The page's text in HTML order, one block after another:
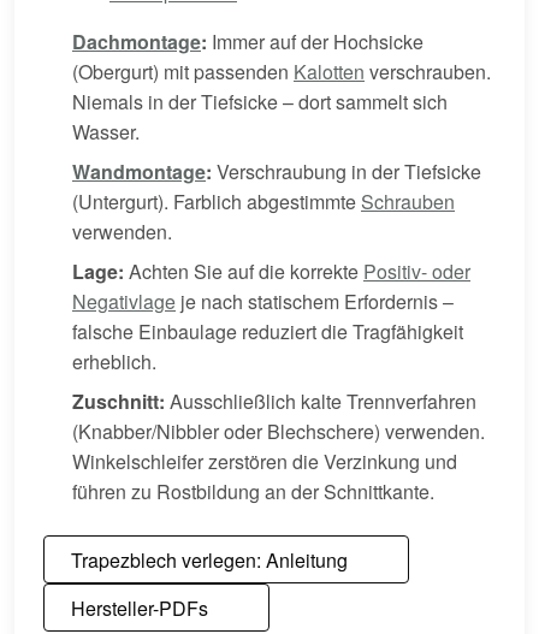
Dachmontage: Immer auf der Hochsicke
(Obergurt) mit passenden Kalotten verschrauben.
Niemals in der Tiefsicke – dort sammelt sich
Wasser.
Wandmontage: Verschraubung in der Tiefsicke
(Untergurt). Farblich abgestimmte Schrauben
verwenden.
Lage: Achten Sie auf die korrekte Positiv- oder
Negativlage je nach statischem Erfordernis –
falsche Einbaulage reduziert die Tragfähigkeit
erheblich.
Zuschnitt: Ausschließlich kalte Trennverfahren
(Knabber/Nibbler oder Blechschere) verwenden.
Winkelschleifer zerstören die Verzinkung und
führen zu Rostbildung an der Schnittkante.
Trapezblech verlegen: Anleitung
Hersteller-PDFs